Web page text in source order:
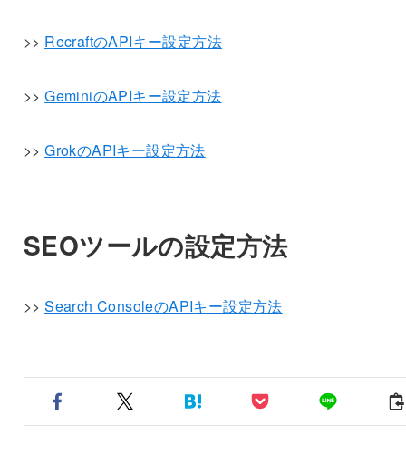
>> RecraftのAPIキー設定方法
>>GeminiのAPIキー設定方法
>>GrokのAPIキー設定方法
SEOツールの設定方法
>>Search ConsoleのAPIキー設定方法